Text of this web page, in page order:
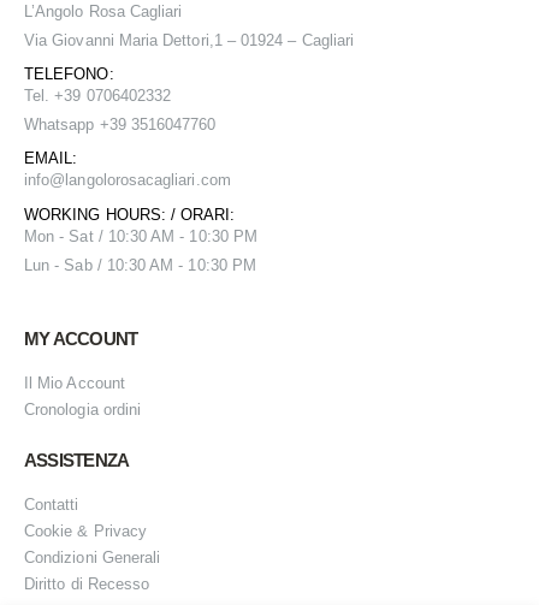
L’Angolo Rosa Cagliari
Via Giovanni Maria Dettori,1 – 01924 – Cagliari
TELEFONO:
Tel. +39 0706402332
Whatsapp +39 3516047760
EMAIL:
info@langolorosacagliari.com
WORKING HOURS: / ORARI:
Mon - Sat / 10:30 AM - 10:30 PM
Lun - Sab / 10:30 AM - 10:30 PM
MY ACCOUNT
Il Mio Account
Cronologia ordini
ASSISTENZA
Contatti
Cookie & Privacy
Condizioni Generali
Diritto di Recesso